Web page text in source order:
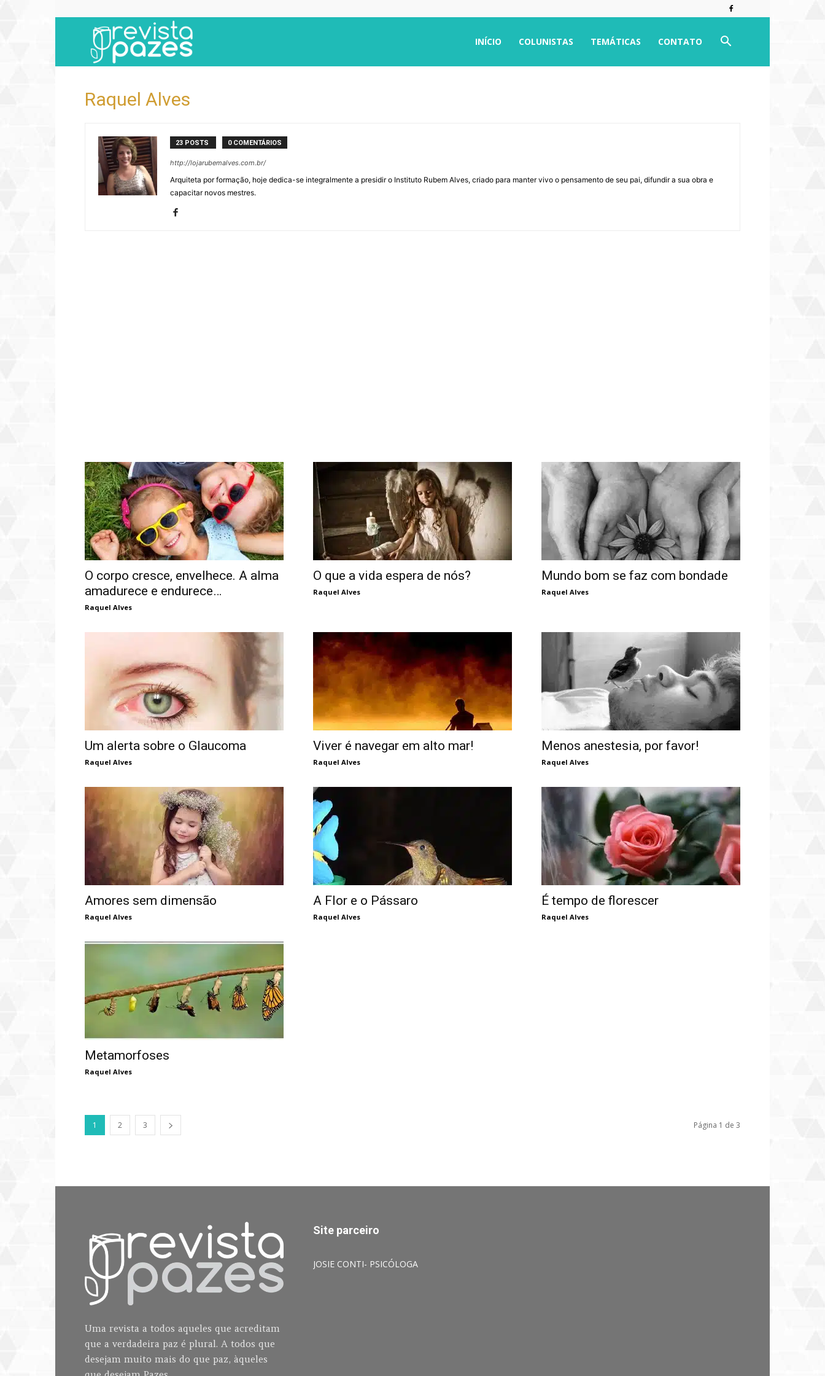
INÍCIO COLUNISTAS TEMÁTICAS CONTATO
Raquel Alves
23 POSTS 0 COMENTÁRIOS
http://lojarubemalves.com.br/
Arquiteta por formação, hoje dedica-se integralmente a presidir o Instituto Rubem Alves, criado para manter vivo o pensamento de seu pai, difundir a sua obra e
capacitar novos mestres.
O corpo cresce, envelhece. A alma
amadurece e endurece…
Raquel Alves
O que a vida espera de nós?
Raquel Alves
Mundo bom se faz com bondade
Raquel Alves
Um alerta sobre o Glaucoma
Raquel Alves
Viver é navegar em alto mar!
Raquel Alves
Menos anestesia, por favor!
Raquel Alves
Amores sem dimensão
Raquel Alves
A Flor e o Pássaro
Raquel Alves
É tempo de florescer
Raquel Alves
Metamorfoses
Raquel Alves
1 2 3 Página 1 de 3
Uma revista a todos aqueles que acreditam
que a verdadeira paz é plural. A todos que
desejam muito mais do que paz, àqueles
Site parceiro
JOSIE CONTI- PSICÓLOGA